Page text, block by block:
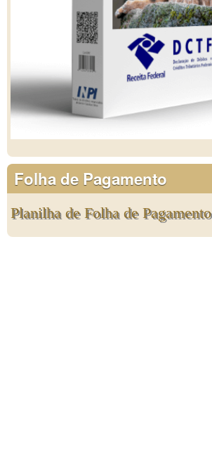
Folha de Pagamento
Planilha de Folha de Pagamento